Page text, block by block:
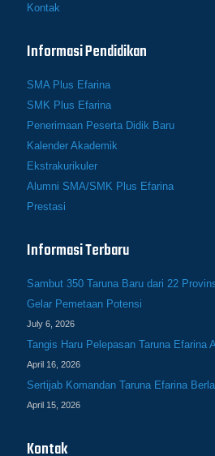
Kontak
Informasi Pendidikan
SMA Plus Efarina
SMK Plus Efarina
Penerimaan Peserta Didik Baru
Kalender Akademik
Ekstrakurikuler
Alumni SMA/SMK Plus Efarina
Prestasi
Informasi Terbaru
Sambut 350 Taruna Baru dari 22
Gelar Pemetaan Potensi
July 6, 2026
Tangis Haru Pelepasan Taruna Efarina
April 16, 2026
Sertijab Komandan Taruna Efarina
April 15, 2026
Kontak